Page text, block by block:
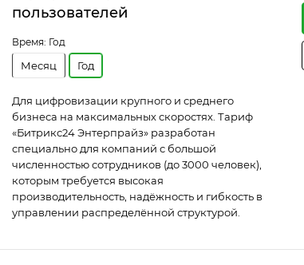
пользователей
Время: Год
Месяц Год
Для цифровизации крупного и среднего
бизнеса на максимальных скоростях. Тариф
«Битрикс24 Энтерпрайз» разработан
специально для компаний с большой
численностью сотрудников (до 3000 человек),
которым требуется высокая
производительность, надёжность и гибкость в
управлении распределённой структурой.